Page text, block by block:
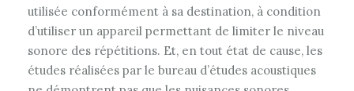
utilisée conformément à sa destination, à condition
d’utiliser un appareil permettant de limiter le niveau
sonore des répétitions. Et, en tout état de cause, les
études réalisées par le bureau d’études acoustiques